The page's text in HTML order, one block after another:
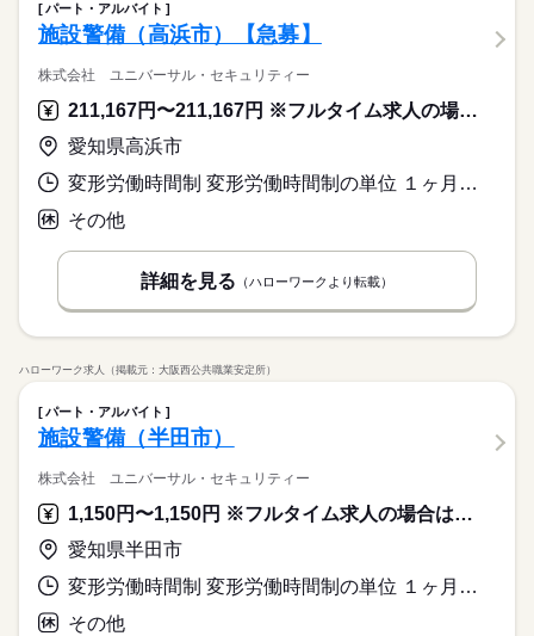
パート・アルバイト
施設警備（高浜市）【急募】
株式会社 ユニバーサル・セキュリティー
211,167円〜211,167円 ※フルタイム求人の場合は月額（換算額）、パート求人の場合は時間額を表示しています。
愛知県高浜市
変形労働時間制 変形労働時間制の単位 １ヶ月単位 就業時間１ 9時15分〜21時00分 就業時間２ 10時00分〜21時00分 就業時間に関する特記事項 シフト制
その他
詳細を見る （ハローワークより転載）
ハローワーク求人（掲載元：大阪西公共職業安定所）
パート・アルバイト
施設警備（半田市）
株式会社 ユニバーサル・セキュリティー
1,150円〜1,150円 ※フルタイム求人の場合は月額（換算額）、パート求人の場合は時間額を表示しています。
愛知県半田市
変形労働時間制 変形労働時間制の単位 １ヶ月単位 就業時間１ 14時30分〜23時30分 就業時間に関する特記事項 シフト制
その他